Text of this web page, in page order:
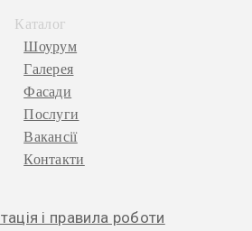
Каталог
Шоурум
Галерея
Фасади
Послуги
Вакансії
Контакти
і правила роботи